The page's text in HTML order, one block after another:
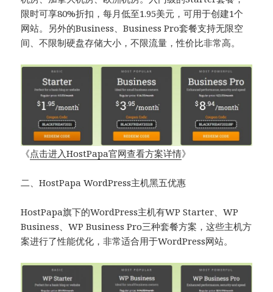
限时可享80%折扣，每月低至1.95美元，可用于创建1个
网站。另外的Business、Business Pro套餐支持无限空
间、不限制硬盘存储大小，不限流量，性价比非常高。
《点击进入HostPapa官网查看方案详情》
二、HostPapa WordPress主机黑五优惠
HostPapa旗下的WordPress主机有WP Starter、WP
Business、WP Business Pro三种套餐方案，这些主机方
案进行了性能优化，非常适合用于WordPress网站。